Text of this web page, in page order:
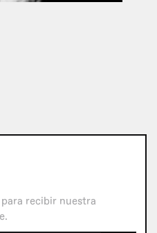
recibir nuestra